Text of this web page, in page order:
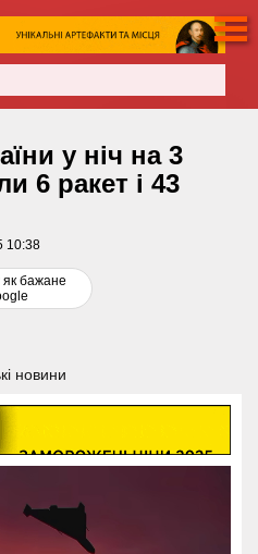
у ніч на 3
6 ракет і 43
10:38
як бажане
новини